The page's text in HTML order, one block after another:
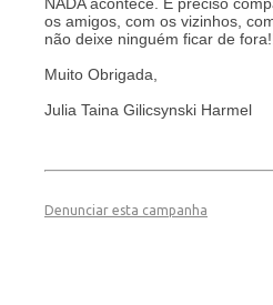
os amigos, com os vizinhos,
não deixe ninguém ficar de
Muito Obrigada,
Julia Taina Gilicsynski Harmel
Denunciar esta campanha